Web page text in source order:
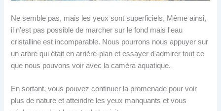
Ne semble pas, mais les yeux sont superficiels, Même ainsi,
il n'est pas possible de marcher sur le fond mais l'eau
cristalline est incomparable. Nous pourrons nous appuyer sur
un arbre qui était en arrière-plan et essayer d'admirer tout ce
que nous pouvons voir avec la caméra aquatique.
En sortant, vous pouvez continuer la promenade pour voir
plus de nature et atteindre les yeux manquants et vous